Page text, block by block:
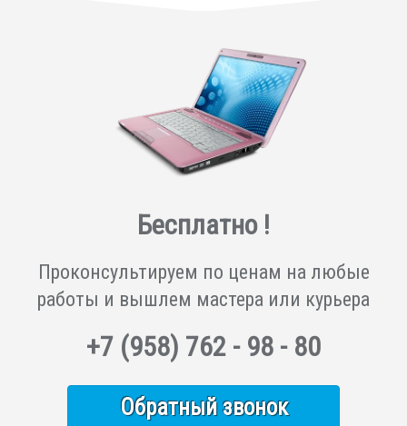
Бесплатно !
Проконсультируем по ценам на любые
работы и вышлем мастера или курьера
+7 (958) 762 - 98 - 80
Обратный звонок